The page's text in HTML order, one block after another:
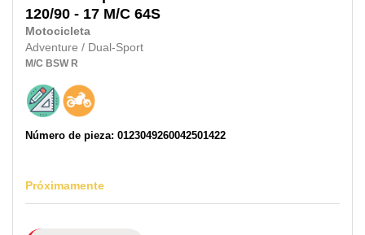
120/90 - 17 M/C 64S
Motocicleta
Adventure / Dual-Sport
M/C BSW R
Número de pieza: 0123049260042501422
Próximamente